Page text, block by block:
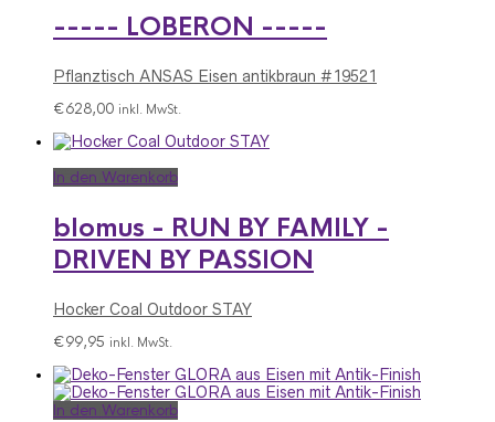
----- LOBERON -----
Pflanztisch ANSAS Eisen antikbraun #19521
€628,00 inkl. MwSt.
In den Warenkorb
blomus - RUN BY FAMILY -
DRIVEN BY PASSION
Hocker Coal Outdoor STAY
€99,95 inkl. MwSt.
In den Warenkorb